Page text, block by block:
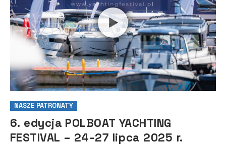
NASZE PATRONATY
6. edycja POLBOAT YACHTING
FESTIVAL – 24-27 lipca 2025 r.